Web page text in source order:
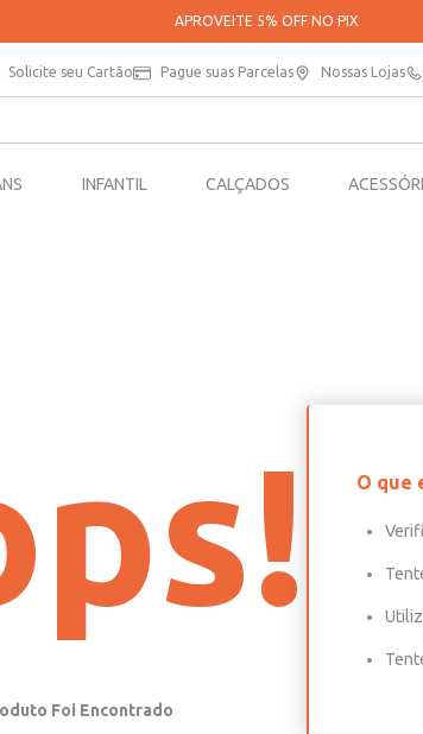
APROVEITE 5% OFF NO PIX
Solicite seu Cartão Pague suas Parcelas Nossas Lojas
INFANTIL CALÇADOS
O que